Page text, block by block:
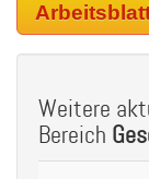
Weitere
Bereich